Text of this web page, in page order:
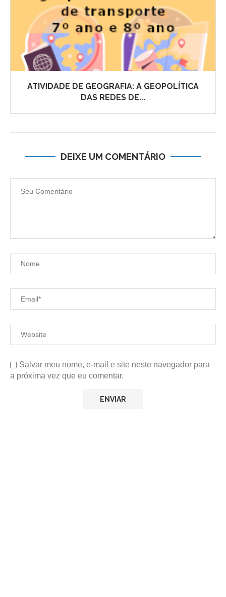
ATIVIDADE DE GEOGRAFIA: A GEOPOLÍTICA
DAS REDES DE...
DEIXE UM COMENTÁRIO
Salvar meu nome, e-mail e site neste navegador para
a próxima vez que eu comentar.